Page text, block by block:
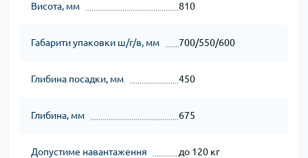
Висота, мм 810
Габарити упаковки ш/г/в, мм 700/550/600
Глибина посадки, мм 450
Глибина, мм 675
Допустиме навантаження до 120 кг